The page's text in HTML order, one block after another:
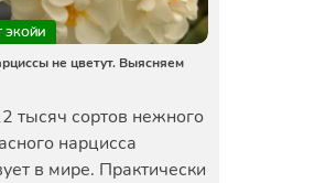
ЭКОЙИ
не цветут. Выясняем
тысяч сортов нежного
нарцисса
в мире. Практически